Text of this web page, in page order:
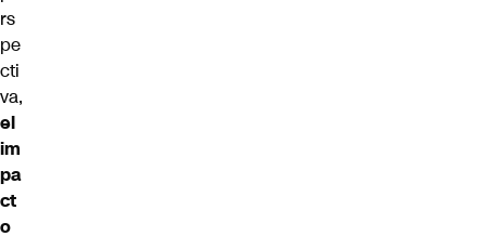
rs
pe
cti
va,
el
im
pa
ct
o